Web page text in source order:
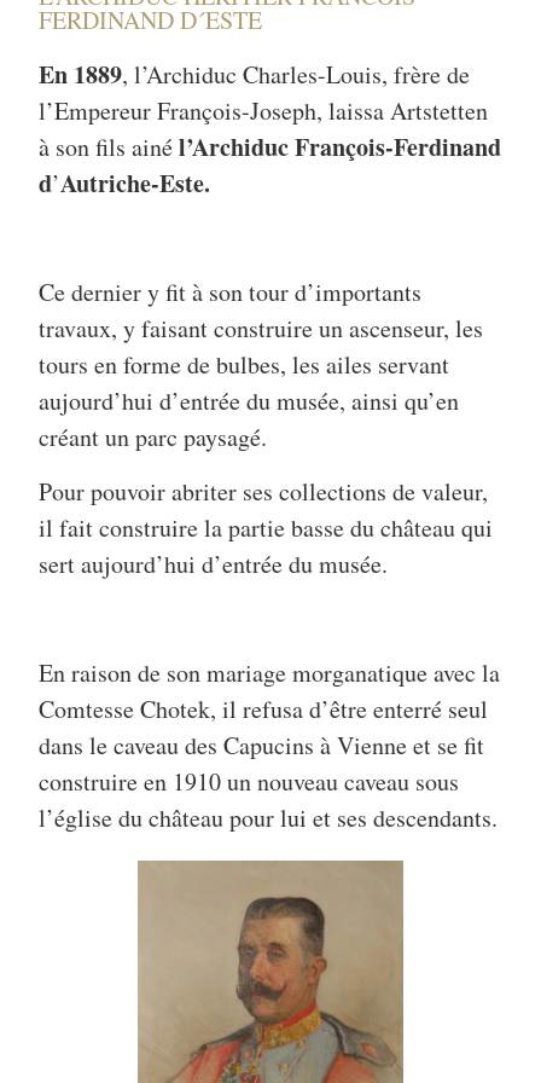
FERDINAND D´ESTE
En 1889, l’Archiduc Charles-Louis, frère de
l’Empereur François-Joseph, laissa Artstetten
à son fils ainél’Archiduc François-Ferdinand
d’Autriche-Este.
Ce dernier y fit à son tour d’importants
travaux, y faisant construire un ascenseur, les
tours en forme de bulbes, les ailes servant
aujourd’hui d’entrée du musée, ainsi qu’en
créant un parc paysagé.
Pour pouvoir abriter ses collections de valeur,
il fait construire la partie basse du château qui
sert aujourd’hui d’entrée du musée.
En raison de son mariage morganatique avec la
Comtesse Chotek, il refusa d’être enterré seul
dans le caveau des Capucins à Vienne et se fit
construire en 1910 un nouveau caveau sous
l’église du château pour lui et ses descendants.